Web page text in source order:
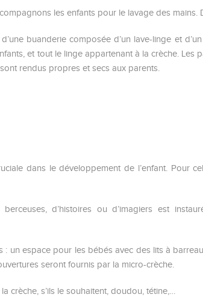
les enfants pour le lavage des mains.
buanderie composée d’un lave-linge et
et tout le linge appartenant à la crèche. Les
rendus propres et secs aux parents.
dans le développement de l’enfant. Pour
d’histoires ou d’imagiers est
: un espace pour les bébés avec des lits à
seront fournis par la micro-crèche.
crèche, s’ils le souhaitent, doudou, tétine,…